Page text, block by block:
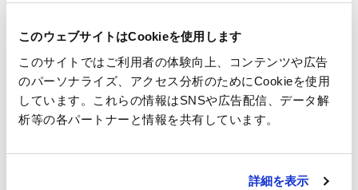
このウェブサイトはCookieを使用します
このサイトではご利用者の体験向上、コンテンツや広告
のパーソナライズ、アクセス分析のためにCookieを使用
しています。これらの情報はSNSや広告配信、データ解
析等の各パートナーと情報を共有しています。
詳細を表示
主要事業ドメインであった「Web制作」に加
え、同グループ会社であるイー・ステート・
オンラインが得意とする「Web集客」「Web
分析」「デジタルサービス」の領域を強化
し、より幅広いソリューションをご提供しま